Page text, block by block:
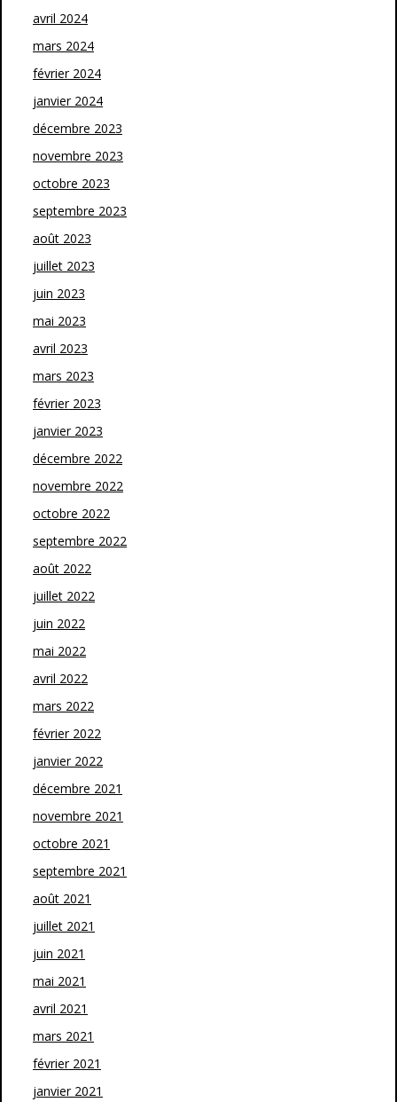
avril 2024
mars 2024
février 2024
janvier 2024
décembre 2023
novembre 2023
octobre 2023
septembre 2023
août 2023
juillet 2023
juin 2023
mai 2023
avril 2023
mars 2023
février 2023
janvier 2023
décembre 2022
novembre 2022
octobre 2022
septembre 2022
août 2022
juillet 2022
juin 2022
mai 2022
avril 2022
mars 2022
février 2022
janvier 2022
décembre 2021
novembre 2021
octobre 2021
septembre 2021
août 2021
juillet 2021
juin 2021
mai 2021
avril 2021
mars 2021
février 2021
janvier 2021